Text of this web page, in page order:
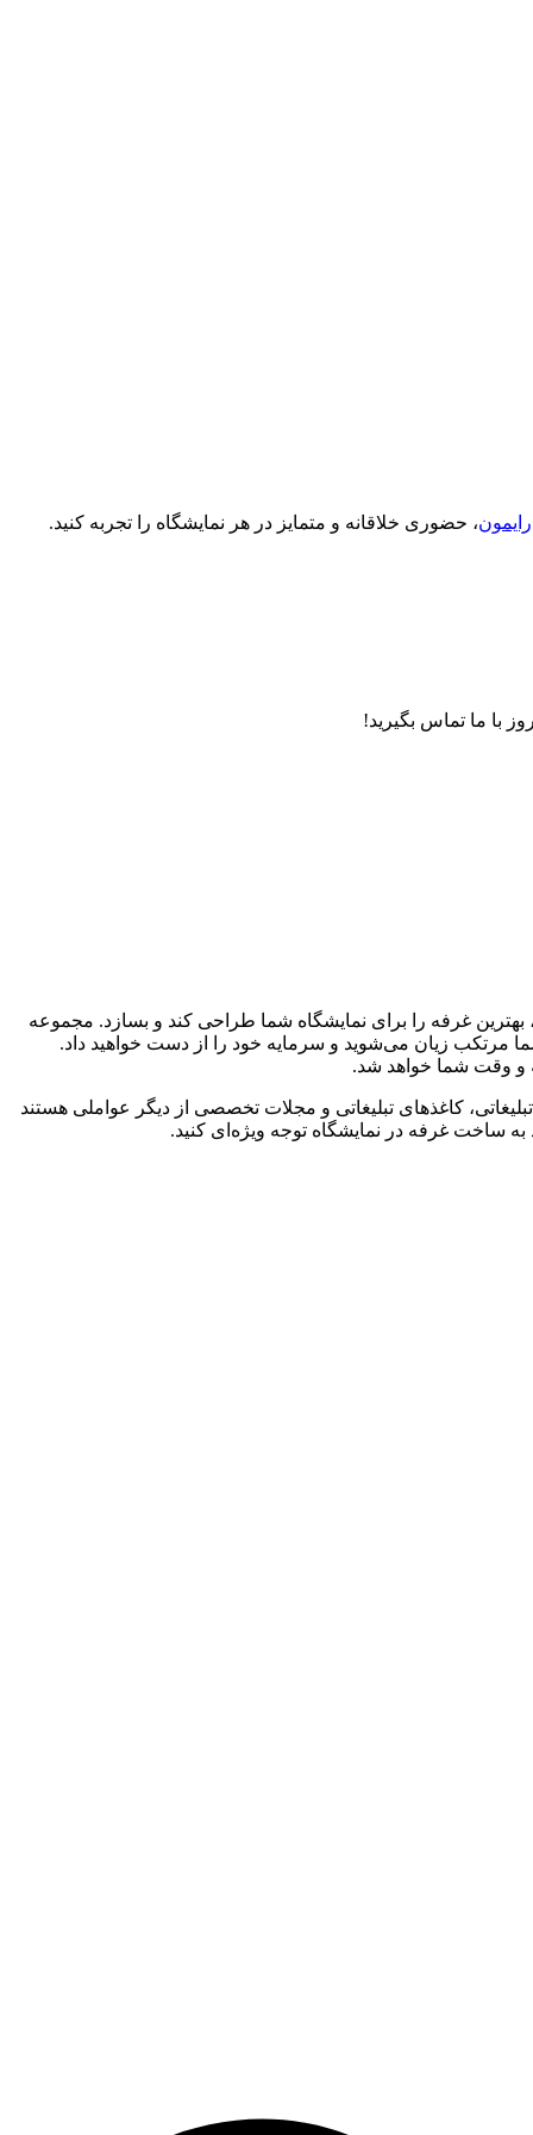
رایمون، حضوری خلاقانه و متمایز در هر نمایشگاه را تجربه کنید.
با ما تماس بگیرید!
بهترین غرفه را برای نمایشگاه شما طراحی کند و بسازد. مجموعه
مرتکب زیان می‌شوید و سرمایه خود را از دست خواهید داد.
و وقت شما خواهد شد.
کاغذهای تبلیغاتی و مجلات تخصصی از دیگر عواملی هستند
ساخت غرفه در نمایشگاه توجه ویژه‌ای کنید.